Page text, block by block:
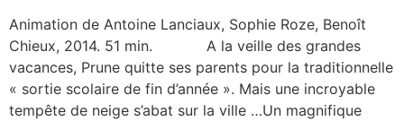
Animation de Antoine Lanciaux, Sophie Roze, Benoît
Chieux, 2014. 51 min. A la veille des grandes
vacances, Prune quitte ses parents pour la traditionnelle
« sortie scolaire de fin d’année ». Mais une incroyable
tempête de neige s’abat sur la ville …Un magnifique